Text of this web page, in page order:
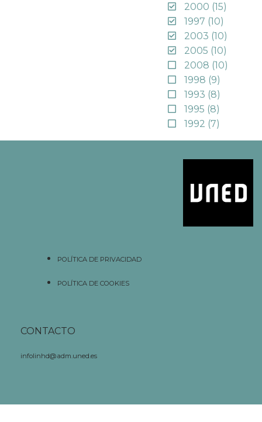
2000 (15)
1997 (10)
2003 (10)
2005 (10)
2008 (10)
1998 (9)
1993 (8)
1995 (8)
1992 (7)
POLÍTICA DE PRIVACIDAD
POLÍTICA DE COOKIES
CONTACTO
infolinhd@adm.uned.es